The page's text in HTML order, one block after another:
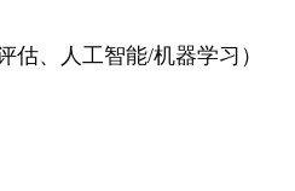
、人工智能/机器学习）